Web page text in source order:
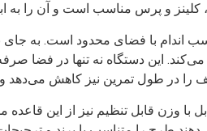
اندام با فضای محدود است. به جای
این دستگاه نه تنها در فضا
وزن قابل تنظیم نیز از این قاعده